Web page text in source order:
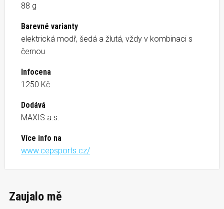
88 g
Barevné varianty
elektrická modř, šedá a žlutá, vždy v kombinaci s
černou
Infocena
1250 Kč
Dodává
MAXIS a.s.
Více info na
www.cepsports.cz/
Zaujalo mě